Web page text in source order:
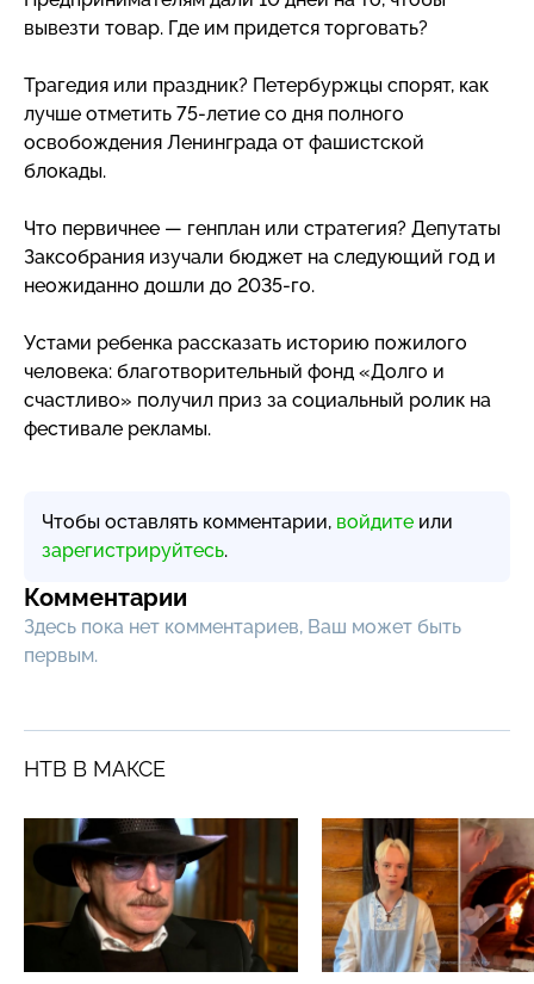
вывезти товар. Где им придется торговать?
Трагедия или праздник? Петербуржцы спорят, как
лучше отметить 75-летие со дня полного
освобождения Ленинграда от фашистской
блокады.
Что первичнее — генплан или стратегия? Депутаты
Заксобрания изучали бюджет на следующий год и
неожиданно дошли до 2035-го.
Устами ребенка рассказать историю пожилого
человека: благотворительный фонд «Долго и
счастливо» получил приз за социальный ролик на
фестивале рекламы.
Чтобы оставлять комментарии, войдите или
зарегистрируйтесь.
Комментарии
Здесь пока нет комментариев, Ваш может быть
первым.
НТВ В МАКСЕ